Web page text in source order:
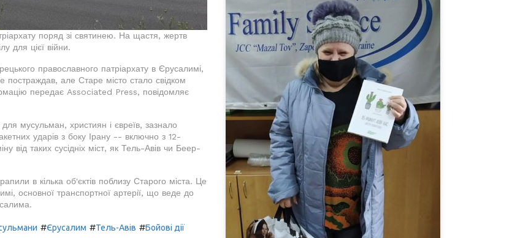
поряд зі святинею. На щастя, жертв
для цієї війни.
православного патріархату в Єрусалимі,
постраждав, але Старе місто стало свідком
передає Associated Press, повідомляє
мусульман, християн і євреїв, зазнало
ударів з боку Ірану -- включно з 12-
таких сусідніх міст, як Тель-Авів чи Беер-
в кілька об'єктів поблизу Старого міста. Це
основної транспортної артерії, що веде до
#Єрусалим #Тель-Авів #Бойові дії